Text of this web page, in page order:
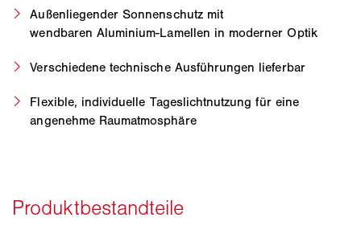
Außenliegender Sonnenschutz mit
wendbaren Aluminium-Lamellen in moderner Optik
Verschiedene technische Ausführungen lieferbar
Flexible, individuelle Tageslichtnutzung für eine
angenehme Raumatmosphäre